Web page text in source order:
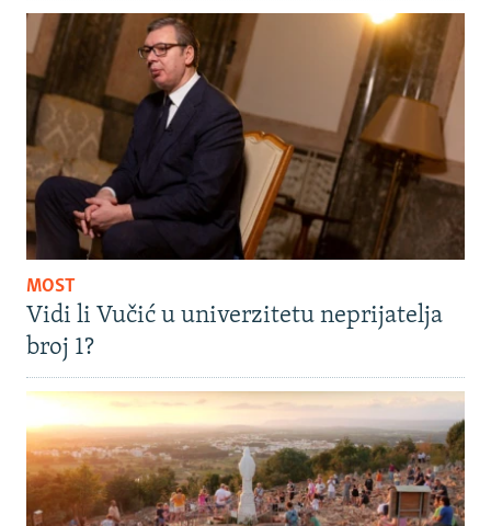
MOST
Vidi li Vučić u univerzitetu neprijatelja
broj 1?